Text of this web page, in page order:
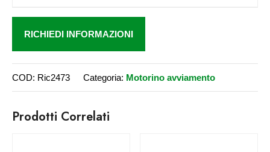
RICHIEDI INFORMAZIONI
COD: Ric2473 Categoria: Motorino avviamento
Prodotti Correlati